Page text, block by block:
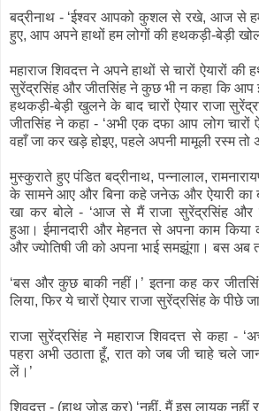
बद्रीनाथ - ‘ईश्वर आपको कुशल से रखे, आज से
हुए, आप अपने हाथों हम लोगों की हथकड़ी-बेड़ी
महाराज शिवदत्त ने अपने हाथों से चारों ऐयारों की
सुरेंद्रसिंह और जीतसिंह ने कुछ भी न कहा कि आप
हथकड़ी-बेड़ी खुलने के बाद चारों ऐयार राजा
जीतसिंह ने कहा - ‘अभी एक दफा आप लोग चारों
वहाँ जा कर खड़े होइए, पहले अपनी मामूली रस्म तो
मुस्कुराते हुए पंडित बद्रीनाथ, पन्नालाल,
के सामने आए और बिना कहे जनेऊ और ऐयारी
खा कर बोले - ‘आज से मैं राजा सुरेंद्रसिंह और
हुआ। ईमानदारी और मेहनत से अपना काम किया
और ज्योतिषी जी को अपना भाई समझूंगा। बस अब
‘बस और कुछ बाकी नहीं।’ इतना कह कर
लिया, फिर ये चारों ऐयार राजा सुरेंद्रसिंह के पीछे
राजा सुरेंद्रसिंह ने महाराज शिवदत्त से कहा -
पहरा अभी उठाता हूँ, रात को जब जी चाहे चले
लें।’
शिवदत्त - (हाथ जोड़ कर) ‘नहीं, मैं इस लायक